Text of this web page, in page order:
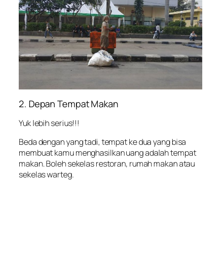
2. Depan Tempat Makan
Yuk lebih serius!!!
Beda dengan yang tadi, tempat ke dua yang bisa
membuat kamu menghasilkan uang adalah tempat
makan. Boleh sekelas restoran, rumah makan atau
sekelas warteg.